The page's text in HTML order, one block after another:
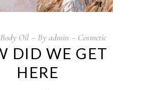
Body Oil Byadmin Cosmetic
DID WE GET
HERE